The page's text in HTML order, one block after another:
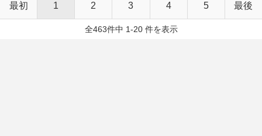
最初 1 2 3 4 5 最後
全463件中 1-20 件を表示